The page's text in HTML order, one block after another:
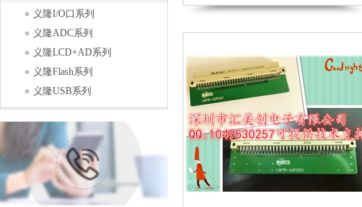
义隆I/O口系列
义隆ADC系列
义隆LCD+AD系列
义隆Flash系列
义隆USB系列